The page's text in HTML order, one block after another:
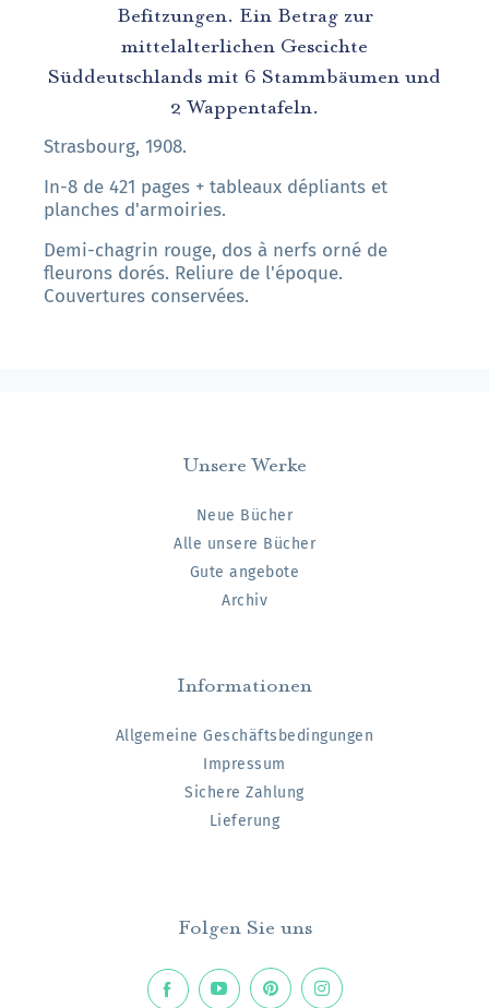
Befitzungen. Ein Betrag zur
mittelalterlichen Gescichte
Süddeutschlands mit 6 Stammbäumen und
2 Wappentafeln.
Strasbourg, 1908.
In-8 de 421 pages + tableaux dépliants et
planches d'armoiries.
Demi-chagrin rouge, dos à nerfs orné de
fleurons dorés. Reliure de l'époque.
Couvertures conservées.
Unsere Werke
Neue Bücher
Alle unsere Bücher
Gute angebote
Archiv
Informationen
Allgemeine Geschäftsbedingungen
Impressum
Sichere Zahlung
Lieferung
Folgen Sie uns